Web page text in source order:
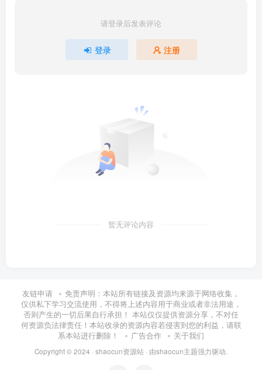
请登录后发表评论
登录 注册
暂无评论内容
友链申请
免责声明：本站所有链接及资源均来源于网络收集，
仅供私下学习交流使用，不得将上述内容用于商业或者非法用途，
否则产生的一切后果自行承担！ 本站仅仅提供资源分享，不对任
何资源负法律责任！本站收录的资源内容若侵害到您的利益，请联
系本站进行删除！
广告合作 关于我们
Copyright © 2024 · shaocun资源站 · 由shaocun主题强力驱动.